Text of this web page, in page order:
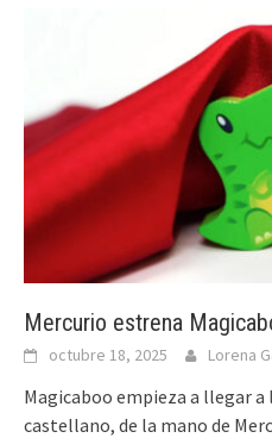
Mercurio estrena
octubre 18, 2025 Lorena
Magicaboo empieza a llegar a
castellano, de la mano de